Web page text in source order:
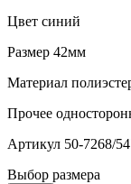
Цвет синий
Размер 42мм
Материал
Прочее
Артикул 50-7268/
Выбор размера